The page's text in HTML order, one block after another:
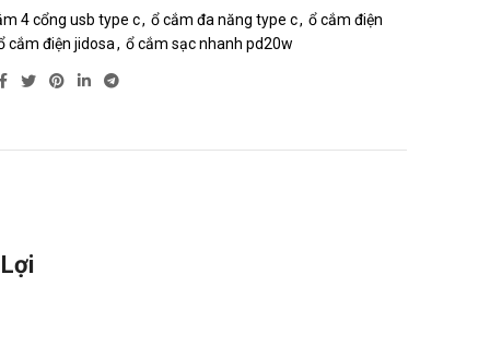
4 cổng usb type c, ổ cắm đa năng type c, ổ cắm điện
cắm điện jidosa, ổ cắm sạc nhanh pd20w